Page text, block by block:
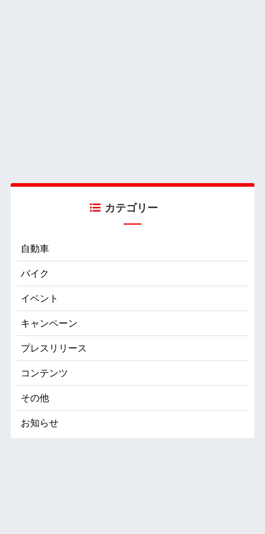
カテゴリー
自動車
バイク
イベント
キャンペーン
プレスリリース
コンテンツ
その他
お知らせ